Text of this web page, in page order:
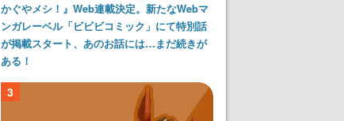
かぐやメシ！』Web連載決定。新たなWebマ
ンガレーベル「ビビビコミック」にて特別話
が掲載スタート、あのお話には…まだ続きが
ある！
3